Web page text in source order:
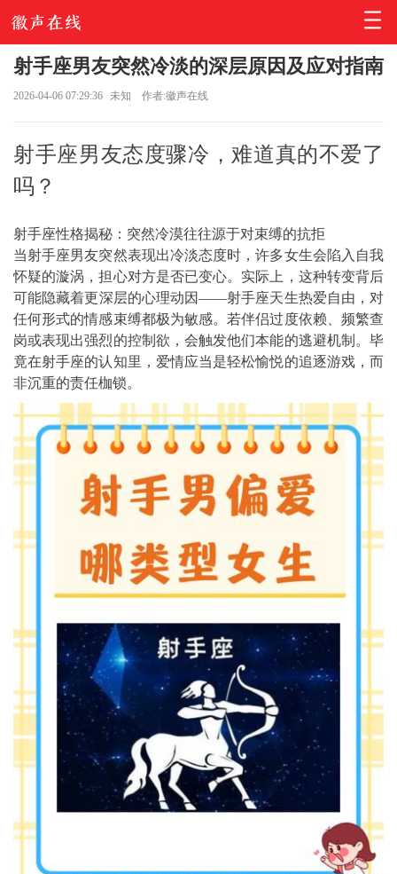
射手座男友突然冷淡的深层原因及应对指南
2026-04-06 07:29:36 未知 作者:徽声在线
射手座男友态度骤冷，难道真的不爱了
吗？
射手座性格揭秘：突然冷漠往往源于对束缚的抗拒
当射手座男友突然表现出冷淡态度时，许多女生会陷入自我
怀疑的漩涡，担心对方是否已变心。实际上，这种转变背后
可能隐藏着更深层的心理动因——射手座天生热爱自由，对
任何形式的情感束缚都极为敏感。若伴侣过度依赖、频繁查
岗或表现出强烈的控制欲，会触发他们本能的逃避机制。毕
竟在射手座的认知里，爱情应当是轻松愉悦的追逐游戏，而
非沉重的责任枷锁。